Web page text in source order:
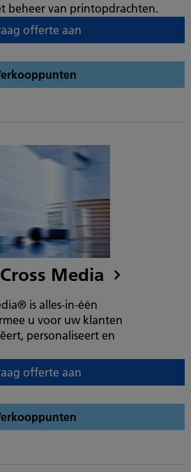
beheer van printopdrachten.
offerte aan
Media
is alles-in-één
u voor uw klanten
personaliseert en
offerte aan